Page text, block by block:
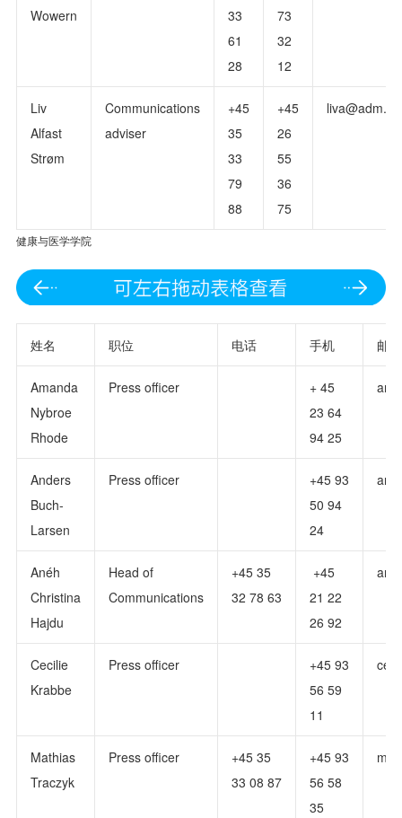
Wowern
33
61
28
73
32
12
Liv
Alfast
Strøm
Communications
adviser
+45
35
33
79
88
+45
26
55
36
75
健康与医学学院
姓名 职位 电话 手机 邮箱
Amanda
Nybroe
Rhode
Press officer
+ 45
23 64
94 25
Anders
Buch-
Larsen
Press officer
+45 93
50 94
24
Anéh
Christina
Hajdu
Head of
Communications
+45 35
32 78 63
+45
21 22
26 92
Cecilie
Krabbe
Press officer
+45 93
56 59
11
Mathias
Traczyk
Press officer
+45 35
33 08 87
+45 93
56 58
35